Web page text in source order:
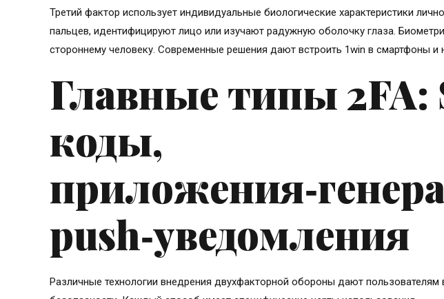
Третий фактор использует индивидуальные биологические характеристики
пальцев, идентифицируют лицо или изучают радужную оболочку глаза.
стороннему человеку. Современные решения дают встроить 1win в смартфоны и
Главные типы 2FA:
коды,
push‑уведомления
Различные технологии внедрения двухфакторной обороны дают